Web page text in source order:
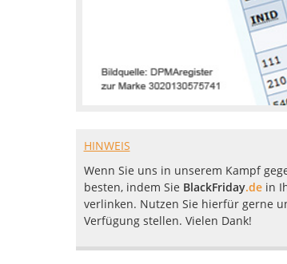
HINWEIS
Wenn Sie uns in unserem Kampf
besten, indem Sie BlackFriday.dein
verlinken. Nutzen Sie hierfür gerne
Verfügung stellen. Vielen Dank!